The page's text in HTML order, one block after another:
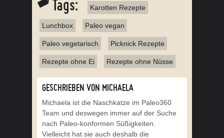
Tags: Karotten Rezepte
Lunchbox Paleo vegan
Paleo vegetarisch Picknick Rezepte
Rezepte ohne Ei Rezepte ohne Nüsse
GESCHRIEBEN VON MICHAELA
Michaela ist die Naschkatze im Paleo360
Team und deswegen immer auf der Suche
nach Paleo-konformen Süßigkeiten.
Vielleicht hat sie auch deshalb die